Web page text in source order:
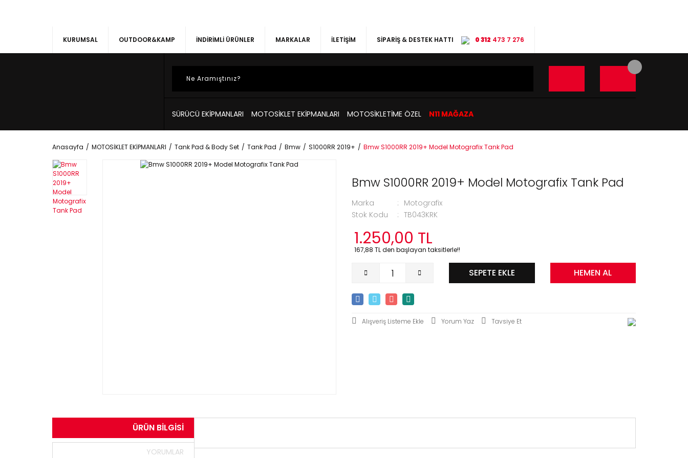
KURUMSAL OUTDOOR&KAMP İNDİRİMLİ ÜRÜNLER MARKALAR İLETİŞİM SİPARİŞ & DESTEK HATTI 0 312 473 7 276
SÜRÜCÜ EKİPMANLARI MOTOSİKLET EKİPMANLARI MOTOSİKLETİME ÖZEL N11 MAĞAZA
Anasayfa MOTOSİKLET EKİPMANLARI Tank Pad & Body Set Tank Pad Bmw S1000RR 2019+ Bmw S1000RR 2019+ Model Motografix Tank Pad
Bmw S1000RR 2019+ Model Motografix Tank Pad
Marka
Motografix
Stok Kodu
TB043KRK
1.250,00 TL
167,88 TL den başlayan taksitlerle!!
SEPETE EKLE HEMEN AL
Yorum Yaz Tavsiye Et
ÜRÜN BILGISI
YORUMLAR